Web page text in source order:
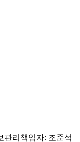
관리책임자: 조준석 |